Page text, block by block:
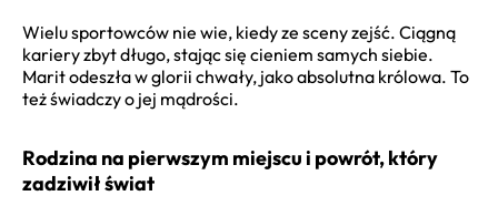
Wielu sportowców nie wie, kiedy ze sceny zejść. Ciągną
kariery zbyt długo, stając się cieniem samych siebie.
Marit odeszła w glorii chwały, jako absolutna królowa. To
też świadczy o jej mądrości.
Rodzina na pierwszym miejscu i powrót, który
zadziwił świat